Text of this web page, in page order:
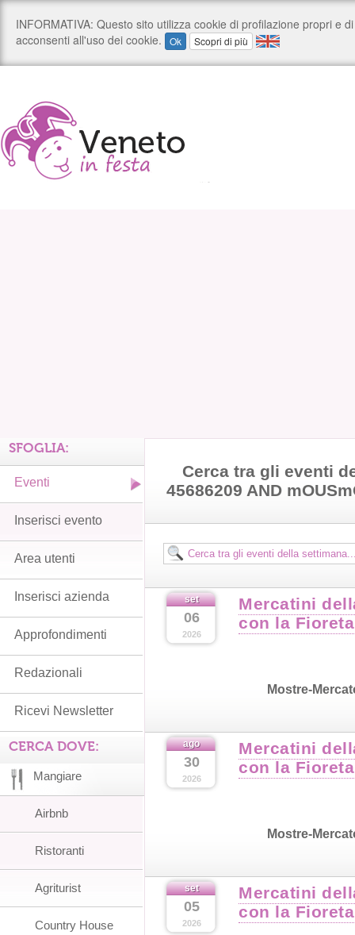
Cerca tra gli eventi
45686209 AND
set
06
2026
Mercatini
con la Fioreta
Mostre-
ago
30
2026
Mercatini
con la Fioreta
Mostre-
set
05
2026
Mercatini
con la Fioreta
SFOGLIA:
Eventi
Inserisci evento
Area utenti
Inserisci azienda
Approfondimenti
Redazionali
Ricevi Newsletter
CERCA DOVE:
Mangiare
Airbnb
Ristoranti
Agriturist
Country House